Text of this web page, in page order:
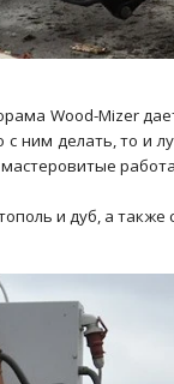
Wood-Mizer
с ним делать, то и
и дуб, а также